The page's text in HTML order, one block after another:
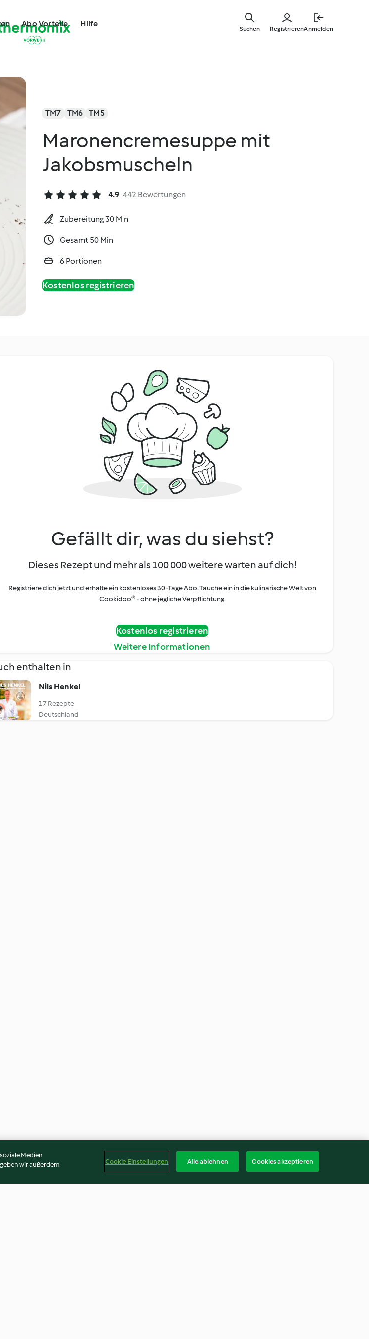
springen
Abo Vorteile Hilfe
RegistrierenAnmelden
Suchen
TM7 TM6 TM5
Maronencremesuppe mit
Jakobsmuscheln
4.9 442 Bewertungen
Zubereitung 30 Min
Gesamt 50 Min
6 Portionen
Kostenlos registrieren
Gefällt dir, was du siehst?
Dieses Rezept und mehr als 100 000 weitere warten auf dich!
Registriere dich jetzt und erhalte ein kostenloses 30-Tage Abo. Tauche ein in die kulinarische Welt von
Cookidoo® - ohne jegliche Verpflichtung.
Kostenlos registrieren
Weitere Informationen
enthalten in
Nils Henkel
17 Rezepte
Deutschland
Medien
wir außerdem
Cookie Einstellungen Alle ablehnen Cookies akzeptieren